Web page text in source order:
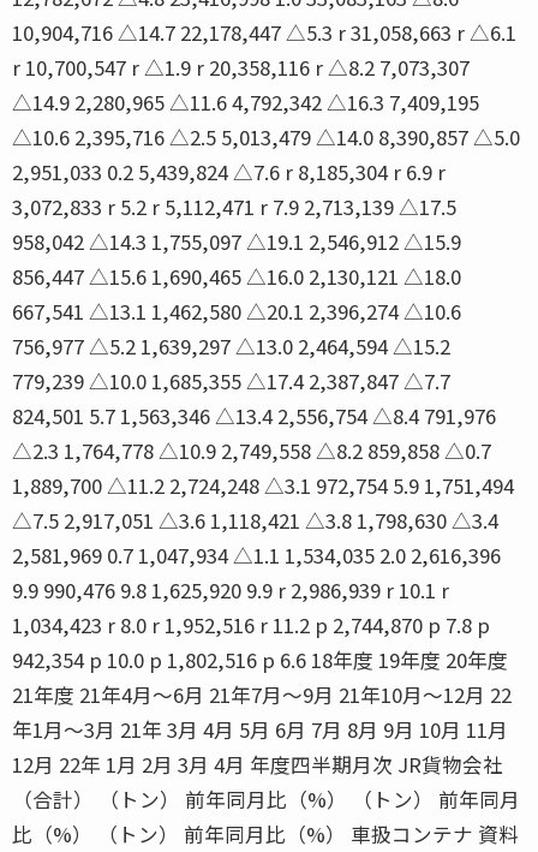
10,904,716 △14.7 22,178,447 △5.3 r 31,058,663 r △6.1
r 10,700,547 r △1.9 r 20,358,116 r △8.2 7,073,307
△14.9 2,280,965 △11.6 4,792,342 △16.3 7,409,195
△10.6 2,395,716 △2.5 5,013,479 △14.0 8,390,857 △5.0
2,951,033 0.2 5,439,824 △7.6 r 8,185,304 r 6.9 r
3,072,833 r 5.2 r 5,112,471 r 7.9 2,713,139 △17.5
958,042 △14.3 1,755,097 △19.1 2,546,912 △15.9
856,447 △15.6 1,690,465 △16.0 2,130,121 △18.0
667,541 △13.1 1,462,580 △20.1 2,396,274 △10.6
756,977 △5.2 1,639,297 △13.0 2,464,594 △15.2
779,239 △10.0 1,685,355 △17.4 2,387,847 △7.7
824,501 5.7 1,563,346 △13.4 2,556,754 △8.4 791,976
△2.3 1,764,778 △10.9 2,749,558 △8.2 859,858 △0.7
1,889,700 △11.2 2,724,248 △3.1 972,754 5.9 1,751,494
△7.5 2,917,051 △3.6 1,118,421 △3.8 1,798,630 △3.4
2,581,969 0.7 1,047,934 △1.1 1,534,035 2.0 2,616,396
9.9 990,476 9.8 1,625,920 9.9 r 2,986,939 r 10.1 r
1,034,423 r 8.0 r 1,952,516 r 11.2 p 2,744,870 p 7.8 p
942,354 p 10.0 p 1,802,516 p 6.6 18年度 19年度 20年度
21年度 21年4月〜6月 21年7月〜9月 21年10月〜12月 22
年1月〜3月 21年 3月 4月 5月 6月 7月 8月 9月 10月 11月
12月 22年 1月 2月 3月 4月 年度四半期月次 JR貨物会社
（合計） （トン） 前年同月比（%） （トン） 前年同月
比（%） （トン） 前年同月比（%） 車扱コンテナ 資料